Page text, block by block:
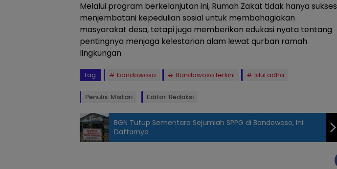
Melalui program berkelanjutan ini, Rumah Zakat tidak hanya sukses
menjembatani kepedulian sosial untuk membahagiakan
masyarakat desa, tetapi juga memberikan edukasi nyata tentang
pentingnya menjaga kelestarian alam lewat qurban ramah
lingkungan.
Tag: bondowoso Bondowoso terkini Idul adha
Penulis: Mistari Editor: Redaksi
BGN Tutup Sementara Sejumlah SPPG di Bondowoso, Ini
Daftarnya